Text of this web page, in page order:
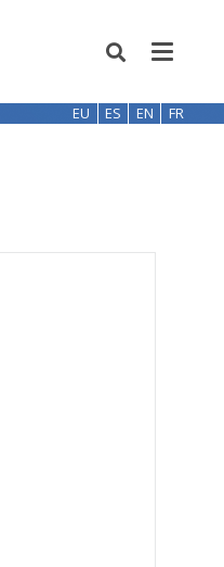
EU ES EN FR